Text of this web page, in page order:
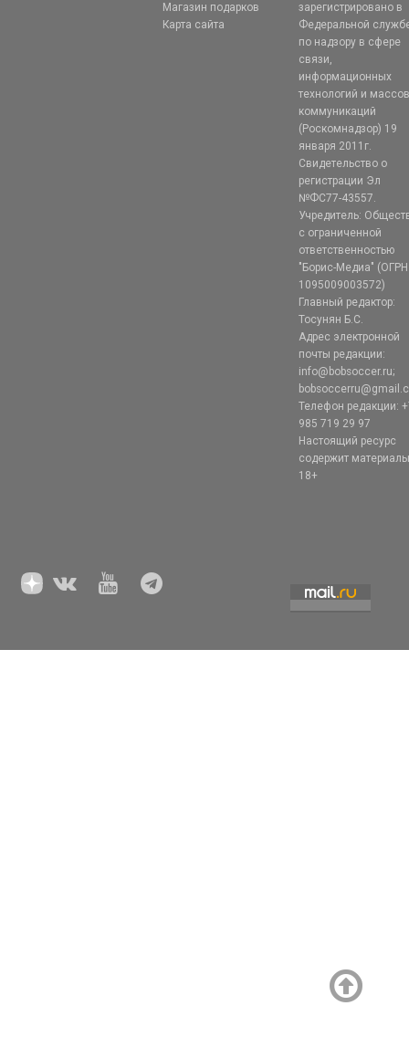
Магазин подарков
Карта сайта
зарегистрировано в
Федеральной
по надзору в сфере
связи,
информационных
технологий и
коммуникаций
(Роскомнадзор) 19
января 2011г.
Свидетельство о
регистрации Эл
№ФС77-43557.
Учредитель:
с ограниченной
ответственностью
"Борис-Медиа" (ОГРН
1095009003572)
Главный редактор:
Тосунян Б.С.
Адрес электронной
почты редакции:
info@bobsoccer.ru;
Телефон редакции:
985 719 29 97
Настоящий ресурс
содержит
18+